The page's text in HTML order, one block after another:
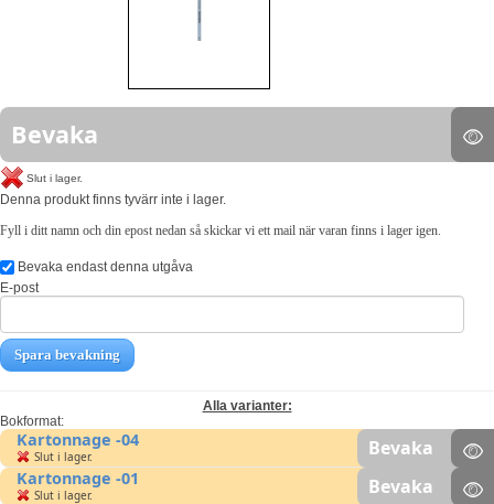
Bevaka
Slut i lager.
Denna produkt finns tyvärr inte i lager.
Fyll i ditt namn och din epost nedan så skickar vi ett mail när varan finns i lager igen.
Bevaka endast denna utgåva
E-post
Spara bevakning
Alla varianter:
Bokformat:
Kartonnage -04
Slut i lager. Bevaka
Kartonnage -01
Slut i lager. Bevaka